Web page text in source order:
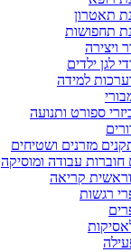
תאטרון
תחפושות
ויצירה
לגן ילדים
למידה
ספורט ותנועה
מזרנים ושטיחים
חוברות עבודה ומוסיקה
וראשית קריאה
רגשות